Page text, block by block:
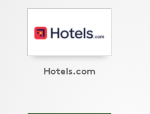
Hotels.com